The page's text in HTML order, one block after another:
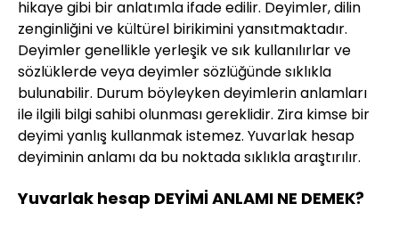
hikaye gibi bir anlatımla ifade edilir. Deyimler, dilin
zenginliğini ve kültürel birikimini yansıtmaktadır.
Deyimler genellikle yerleşik ve sık kullanılırlar ve
sözlüklerde veya deyimler sözlüğünde sıklıkla
bulunabilir. Durum böyleyken deyimlerin anlamları
ile ilgili bilgi sahibi olunması gereklidir. Zira kimse bir
deyimi yanlış kullanmak istemez. Yuvarlak hesap
deyiminin anlamı da bu noktada sıklıkla araştırılır.
Yuvarlak hesap DEYİMİ ANLAMI NE DEMEK?